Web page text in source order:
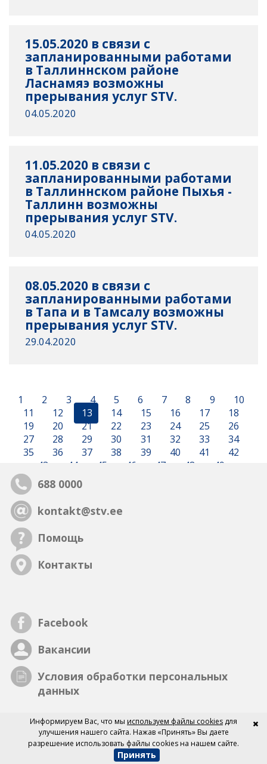
15.05.2020 в связи с
запланированными работами
в Таллиннском районе
Ласнамяэ возможны
прерывания услуг STV.
04.05.2020
11.05.2020 в связи с
запланированными работами
в Таллиннском районе Пыхья -
Таллинн возможны
прерывания услуг STV.
04.05.2020
08.05.2020 в связи с
запланированными работами
в Тапа и в Тамсалу возможны
прерывания услуг STV.
29.04.2020
1 2 3 4 5 6 7 8 9
10
11
12 13 14 15 16 17
18
19
20 21 22 23 24 25
26
27
28 29 30 31 32 33
34
35
36 37 38 39 40 41
42
43
44 45 46 47 48 49
688 0000
kontakt@stv.ee
Помощь
Контакты
Facebook
Вакансии
Условия обработки персональных
данных
Информируем Вас, что мы используем файлы cookies для
улучшения нашего сайта. Нажав «Принять» Вы даете
разрешение использовать файлы cookies на нашем сайте.
Принять